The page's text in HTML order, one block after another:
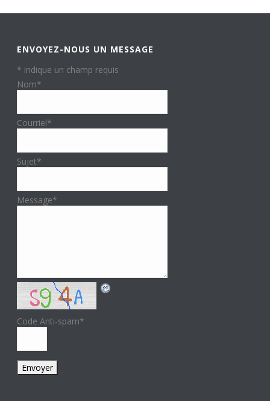
ENVOYEZ-NOUS UN MESSAGE
* indique un champ requis
Nom*
Courriel*
Sujet*
Message*
Code Anti-spam*